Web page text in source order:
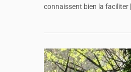
connaissent bien la faciliter